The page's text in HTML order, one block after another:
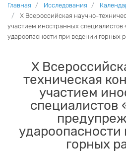
Главная Исследования
X Всероссийская научно-
участием иностранных
удароопасности при ведении горных
X
техническая
участием
специалистов
горных